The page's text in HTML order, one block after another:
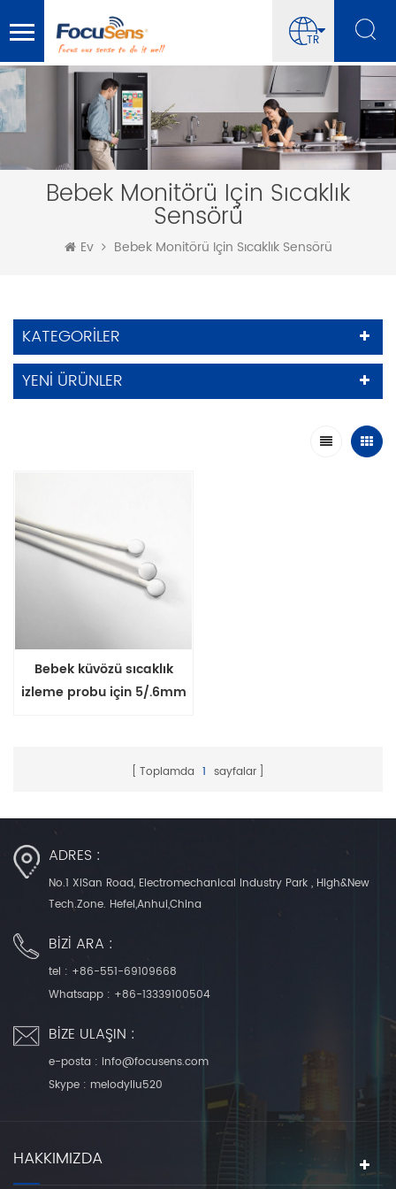
TR
Bebek Monitörü Için Sıcaklık
Sensörü
Ev Bebek Monitörü Için Sıcaklık Sensörü
KATEGORILER
YENI ÜRÜNLER
Bebek küvözü sıcaklık
izleme probu için 5/.6mm
Toplamda 1 sayfalar
ADRES :
No.1 XiSan Road, Electromechanical Industry Park , High&New
Tech.Zone. Hefei,Anhui,China
BIZI ARA :
tel : +86-551-69109668
Whatsapp : +86-13339100504
BIZE ULAŞIN :
e-posta : info@focusens.com
Skype : melodyliu520
HAKKIMIZDA